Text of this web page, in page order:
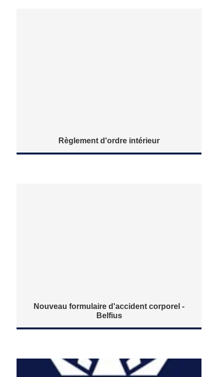
Règlement d'ordre intérieur
Nouveau formulaire d'accident corporel -
Belfius